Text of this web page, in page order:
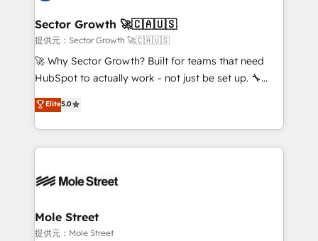
líder no ranking global de sucesso do cliente da
HubSpot.
and APAC. We are HubSpot's top-ranked Advanced
Implementation Certified Partner and we contribute
to their advisory council. We strive to do 'good work
with good people' and have worked with incredible
brands. You can see some of them on our website,
Sector Growth 🚀🇨🇦🇺🇸
提供元：Sector Growth 🚀🇨🇦🇺🇸
🚀 Why Sector Growth? Built for teams that need
HubSpot to actually work - not just be set up. 🔧
HubSpot Experts: Onboarding, migrations,
automation, and training built for adoption. ⚡ Highly
Technical Execution: ERP, EMR and Custom
Integrations; complex builds delivered in weeks, not
workflows; automation agents; process optimization
Healthcare: HIPAA implementations; secure data
workflows 💼 Financial Services: compliant
Elite5.0
Mole Street
提供元：Mole Street